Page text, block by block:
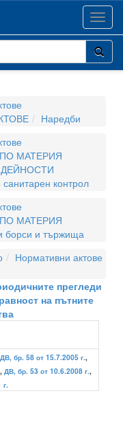
Наредби
МАТЕРИЯ
контрол
МАТЕРИЯ
борси и тържища
Нормативни актове
прегледи
на пътните
ДВ, бр. 58 от 15.7.2005 г.,
, ДВ, бр. 53 от 10.6.2008 г.,
г.